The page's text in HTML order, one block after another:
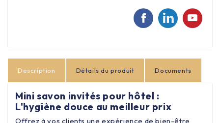
Description Détails du produit Documents
Mini savon invités pour hôtel :
L'hygiène douce au meilleur prix
Offrez à vos clients une expérience de bien-être